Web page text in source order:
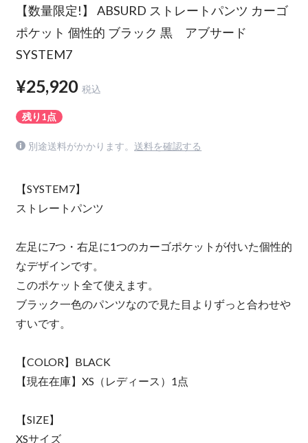
【数量限定!】 ABSURD ストレートパンツ カーゴ
ポケット 個性的 ブラック 黒 アブサード
SYSTEM7
¥25,920 税込
残り1点
別途送料がかかります。 送料を確認する
【SYSTEM7】
ストレートパンツ
左足に7つ・右足に1つのカーゴポケットが付いた個性的
なデザインです。
このポケット全て使えます。
ブラック一色のパンツなので見た目よりずっと合わせや
すいです。
【COLOR】BLACK
【現在在庫】XS（レディース）1点
【SIZE】
XSサイズ